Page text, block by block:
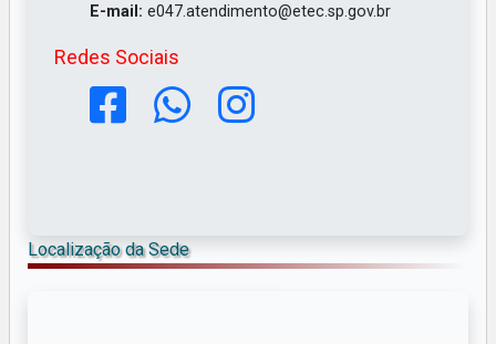
E-mail: e047.atendimento@etec.sp.gov.br
Redes Sociais
Localização da Sede